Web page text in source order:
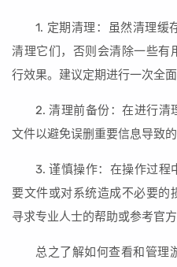
1. 定期清理：虽然清理缓
清理它们，否则会清除一些有
行效果。建议定期进行一次全面
2. 清理前备份：在进行清
文件以避免误删重要信息导致的
3. 谨慎操作：在操作过程
要文件或对系统造成不必要的
寻求专业人士的帮助或参考官方
总之了解如何查看和管理